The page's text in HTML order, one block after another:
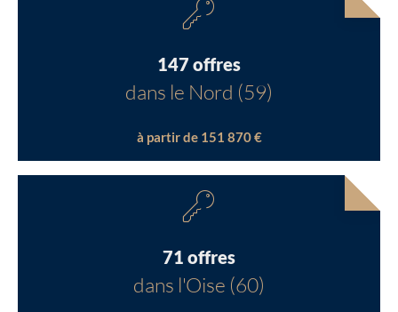
147 offres
dans le Nord (59)
à partir de 151 870 €
71 offres
dans l'Oise (60)